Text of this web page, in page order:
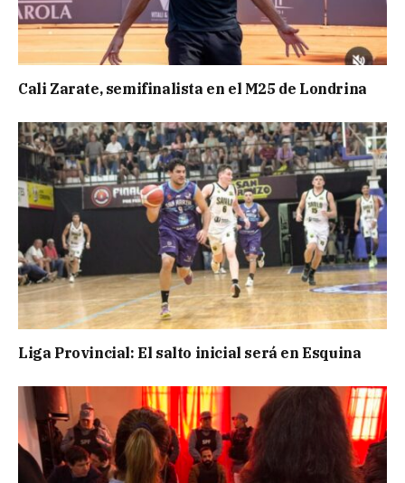
Cali Zarate, semifinalista en el M25 de Londrina
Liga Provincial: El salto inicial será en Esquina